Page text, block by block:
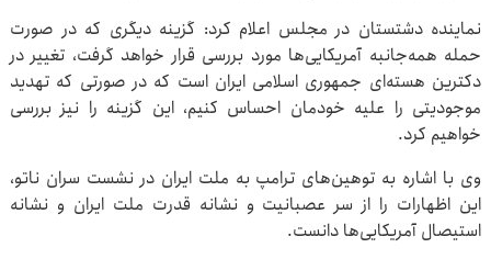
نماینده دشتستان در مجلس اعلام کرد: گزینه دیگری که در صورت
حمله همه‌جانبه آمریکایی‌ها مورد بررسی قرار خواهد گرفت، تغییر در
دکترین هسته‌ای جمهوری اسلامی ایران است که در صورتی که تهدید
موجودیتی را علیه خودمان احساس کنیم، این گزینه را نیز بررسی
خواهیم کرد.
وی با اشاره به توهین‌های ترامپ به ملت ایران در نشست سران ناتو،
این اظهارات را از سر عصبانیت و نشانه قدرت ملت ایران و نشانه
استیصال آمریکایی‌ها دانست.